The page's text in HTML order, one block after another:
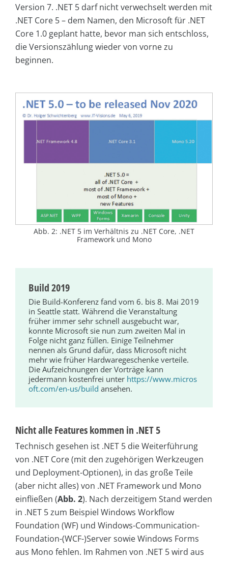
Version 7. .NET 5 darf nicht verwechselt werden mit
.NET Core 5 – dem Namen, den Microsoft für .NET
Core 1.0 geplant hatte, bevor man sich entschloss,
die Versionszählung wieder von vorne zu
beginnen.
Abb. 2: .NET 5 im Verhältnis zu .NET Core, .NET
Framework und Mono
Build 2019
Die Build-Konferenz fand vom 6. bis 8. Mai 2019
in Seattle statt. Während die Veranstaltung
früher immer sehr schnell ausgebucht war,
konnte Microsoft sie nun zum zweiten Mal in
Folge nicht ganz füllen. Einige Teilnehmer
nennen als Grund dafür, dass Microsoft nicht
mehr wie früher Hardwaregeschenke verteile.
Die Aufzeichnungen der Vorträge kann
jedermann kostenfrei unter https://www.micros
oft.com/en-us/build ansehen.
Nicht alle Features kommen in .NET 5
Technisch gesehen ist .NET 5 die Weiterführung
von .NET Core (mit den zugehörigen Werkzeugen
und Deployment-Optionen), in das große Teile
(aber nicht alles) von .NET Framework und Mono
einfließen (Abb. 2). Nach derzeitigem Stand werden
in .NET 5 zum Beispiel Windows Workflow
Foundation (WF) und Windows-Communication-
Foundation-(WCF-)Server sowie Windows Forms
aus Mono fehlen. Im Rahmen von .NET 5 wird aus